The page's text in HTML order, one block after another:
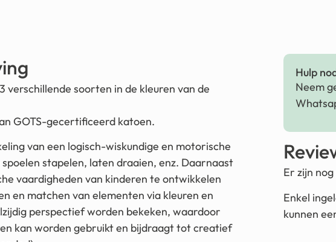
verschillende soorten in de kleuren van de
GOTS-gecertificeerd katoen.
van een logisch-wiskundige en motorische
stapelen, laten draaien, enz. Daarnaast
vaardigheden van kinderen te ontwikkelen
en matchen van elementen via kleuren en
perspectief worden bekeken, waardoor
kan worden gebruikt en bijdraagt tot creatief
Hulp
Neem
Er zijn
Enkel
kunnen